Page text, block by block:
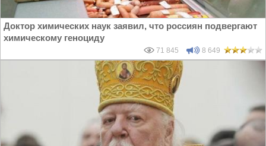
Доктор химических наук заявил, что россиян подвергают
химическому геноциду
71 845 8 649